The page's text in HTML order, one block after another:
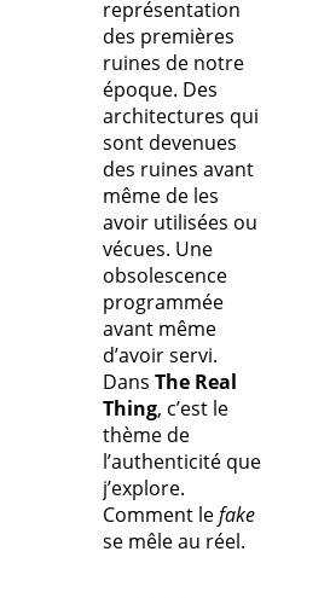
représentation
des premières
ruines de notre
époque. Des
architectures qui
sont devenues
des ruines avant
même de les
avoir utilisées ou
vécues. Une
obsolescence
programmée
avant même
d’avoir servi.
Dans The Real
Thing, c’est le
thème de
l’authenticité que
j’explore.
Comment lefake
se mêle au réel.